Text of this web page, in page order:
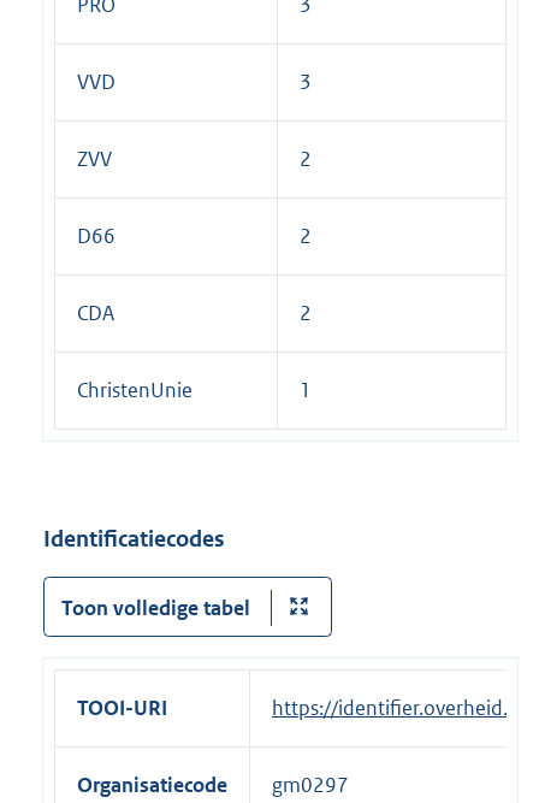
PRO 3
VVD 3
ZVV 2
D66 2
CDA 2
ChristenUnie 1
Identificatiecodes
Toon volledige tabel
TOOI-URI https://
Organisatiecode gm0297